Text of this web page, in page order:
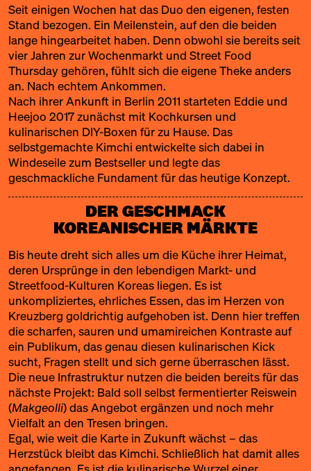
Seit einigen Wochen hat das Duo den eigenen, festen
Stand bezogen. Ein Meilenstein, auf den die beiden
lange hingearbeitet haben. Denn obwohl sie bereits seit
vier Jahren zur Wochenmarkt und Street Food
Thursday gehören, fühlt sich die eigene Theke anders
an. Nach echtem Ankommen.
Nach ihrer Ankunft in Berlin 2011 starteten Eddie und
Heejoo 2017 zunächst mit Kochkursen und
kulinarischen DIY-Boxen für zu Hause. Das
selbstgemachte Kimchi entwickelte sich dabei in
Windeseile zum Bestseller und legte das
geschmackliche Fundament für das heutige Konzept.
DER GESCHMACK
KOREANISCHER MÄRKTE
Bis heute dreht sich alles um die Küche ihrer Heimat,
deren Ursprünge in den lebendigen Markt- und
Streetfood-Kulturen Koreas liegen. Es ist
unkompliziertes, ehrliches Essen, das im Herzen von
Kreuzberg goldrichtig aufgehoben ist. Denn hier treffen
die scharfen, sauren und umamireichen Kontraste auf
ein Publikum, das genau diesen kulinarischen Kick
sucht, Fragen stellt und sich gerne überraschen lässt.
Die neue Infrastruktur nutzen die beiden bereits für das
nächste Projekt: Bald soll selbst fermentierter Reiswein
(Makgeolli) das Angebot ergänzen und noch mehr
Vielfalt an den Tresen bringen.
Egal, wie weit die Karte in Zukunft wächst – das
Herzstück bleibt das Kimchi. Schließlich hat damit alles